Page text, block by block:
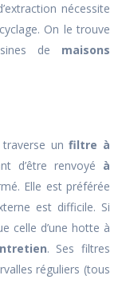
nécessite
On le trouve
de maisons
traverse unfiltre à
d’être renvoyé à
Elle est préférée
est difficile. Si
celle d’une hotte à
. Ses filtres
réguliers (tous